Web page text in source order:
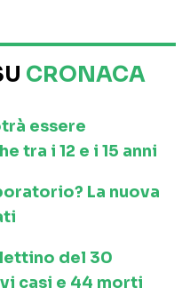
CRONACA
essere
tra i 12 e i 15 anni
La nuova
del 30
casi e 44 morti